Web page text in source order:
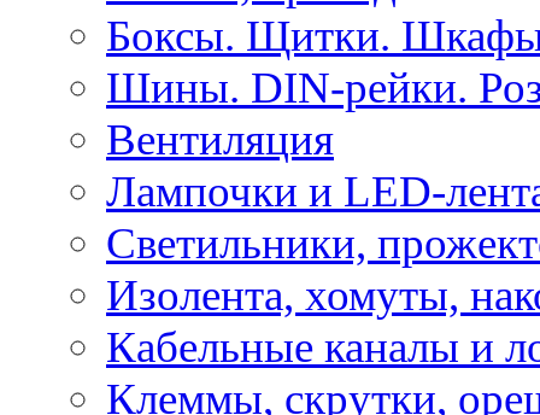
Боксы. Щитки.
Шины. DIN-рейки.
Вентиляция
Лампочки и LED-
Светильники,
Изолента, хомуты,
Кабельные каналы и
Клеммы, скрутки,